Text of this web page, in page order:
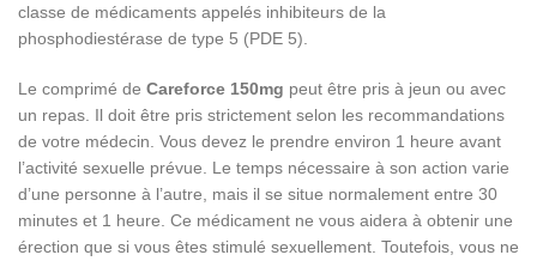
classe de médicaments appelés inhibiteurs de la
phosphodiestérase de type 5 (PDE 5).
Le comprimé de Careforce 150mg peut être pris à jeun ou avec
un repas. Il doit être pris strictement selon les recommandations
de votre médecin. Vous devez le prendre environ 1 heure avant
l’activité sexuelle prévue. Le temps nécessaire à son action varie
d’une personne à l’autre, mais il se situe normalement entre 30
minutes et 1 heure. Ce médicament ne vous aidera à obtenir une
érection que si vous êtes stimulé sexuellement. Toutefois, vous ne